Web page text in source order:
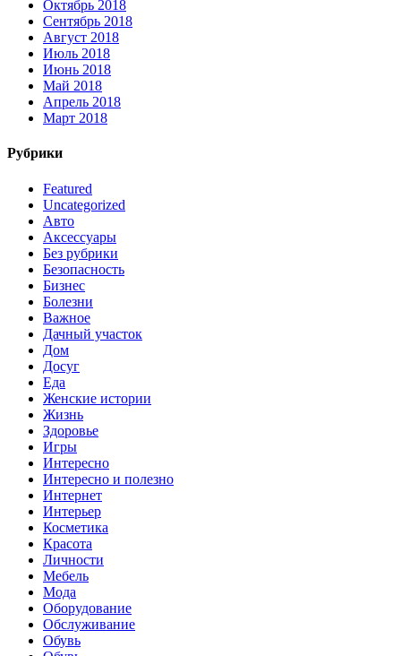
Октябрь 2018
Сентябрь 2018
Август 2018
Июль 2018
Июнь 2018
Май 2018
Апрель 2018
Март 2018
Рубрики
Featured
Uncategorized
Авто
Аксессуары
Без рубрики
Безопасность
Бизнес
Болезни
Важное
Дачный участок
Дом
Досуг
Еда
Женские истории
Жизнь
Здоровье
Игры
Интересно
Интересно и полезно
Интернет
Интерьер
Косметика
Красота
Личности
Мебель
Мода
Оборудование
Обслуживание
Обувь